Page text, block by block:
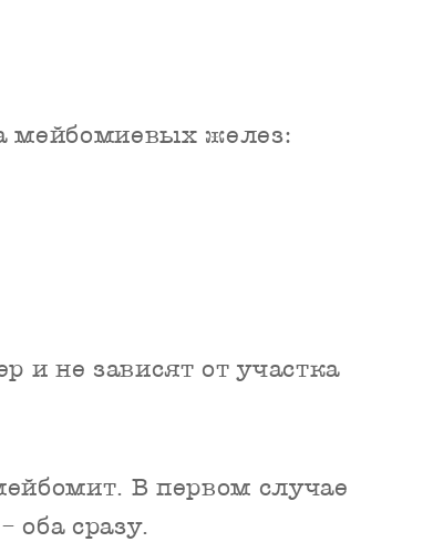
мейбомиевых желез:
и не зависят от участка
В первом случае
оба сразу.